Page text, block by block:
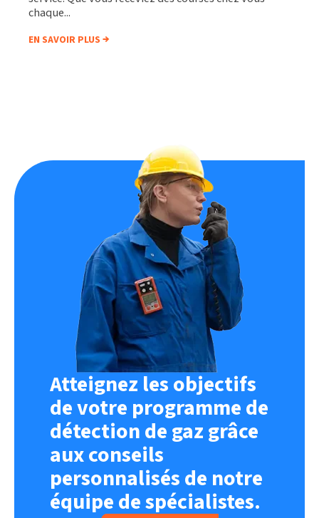
chaque...
EN SAVOIR PLUS
Atteignez les objectifs
de votre programme de
détection de gaz grâce
aux conseils
personnalisés de notre
équipe de spécialistes.